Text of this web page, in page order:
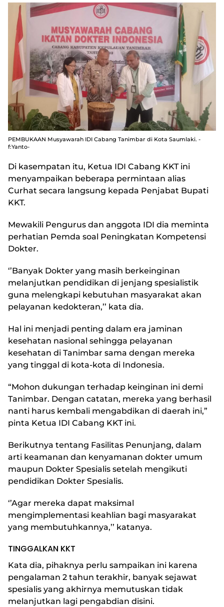
PEMBUKAAN Musyawarah IDI Cabang Tanimbar di Kota Saumlaki. -
f:Yanto-
Di kasempatan itu, Ketua IDI Cabang KKT ini
menyampaikan beberapa permintaan alias
Curhat secara langsung kepada Penjabat Bupati
KKT.
Mewakili Pengurus dan anggota IDI dia meminta
perhatian Pemda soal Peningkatan Kompetensi
Dokter.
‘’Banyak Dokter yang masih berkeinginan
melanjutkan pendidikan di jenjang spesialistik
guna melengkapi kebutuhan masyarakat akan
pelayanan kedokteran,’’ kata dia.
Hal ini menjadi penting dalam era jaminan
kesehatan nasional sehingga pelayanan
kesehatan di Tanimbar sama dengan mereka
yang tinggal di kota-kota di Indonesia.
“Mohon dukungan terhadap keinginan ini demi
Tanimbar. Dengan catatan, mereka yang berhasil
nanti harus kembali mengabdikan di daerah ini,”
pinta Ketua IDI Cabang KKT ini.
Berikutnya tentang Fasilitas Penunjang, dalam
arti keamanan dan kenyamanan dokter umum
maupun Dokter Spesialis setelah mengikuti
pendidikan Dokter Spesialis.
‘’Agar mereka dapat maksimal
mengimplementasi keahlian bagi masyarakat
yang membutuhkannya,’’ katanya.
TINGGALKAN KKT
Kata dia, pihaknya perlu sampaikan ini karena
pengalaman 2 tahun terakhir, banyak sejawat
spesialis yang akhirnya memutuskan tidak
melanjutkan lagi pengabdian disini.